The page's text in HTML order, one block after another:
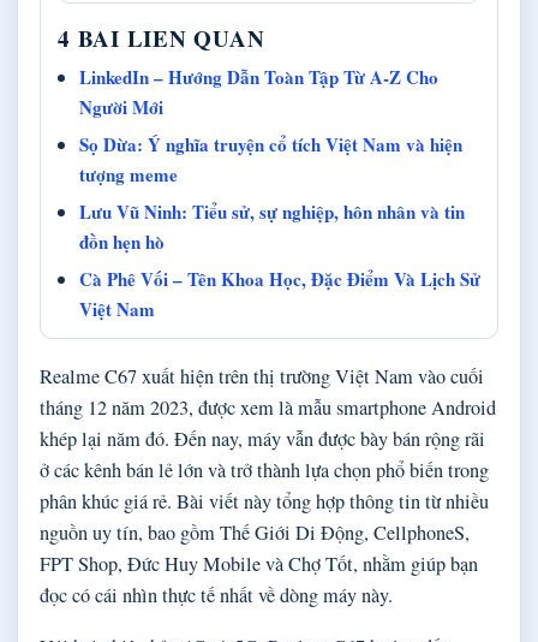
4 BAI LIEN QUAN
LinkedIn – Hướng Dẫn Toàn Tập Từ A-Z Cho
Người Mới
Sọ Dừa: Ý nghĩa truyện cổ tích Việt Nam và hiện
tượng meme
Lưu Vũ Ninh: Tiểu sử, sự nghiệp, hôn nhân và tin
đồn hẹn hò
Cà Phê Vối – Tên Khoa Học, Đặc Điểm Và Lịch Sử
Việt Nam
Realme C67 xuất hiện trên thị trường Việt Nam vào cuối
tháng 12 năm 2023, được xem là mẫu smartphone Android
khép lại năm đó. Đến nay, máy vẫn được bày bán rộng rãi
ở các kênh bán lẻ lớn và trở thành lựa chọn phổ biến trong
phân khúc giá rẻ. Bài viết này tổng hợp thông tin từ nhiều
nguồn uy tín, bao gồm Thế Giới Di Động, CellphoneS,
FPT Shop, Đức Huy Mobile và Chợ Tốt, nhằm giúp bạn
đọc có cái nhìn thực tế nhất về dòng máy này.